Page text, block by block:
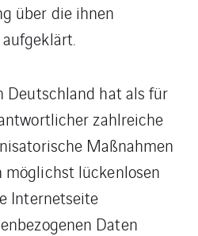
über die ihnen
Deutschland hat als für
zahlreiche
Maßnahmen
möglichst lückenlosen
Internetseite
Daten